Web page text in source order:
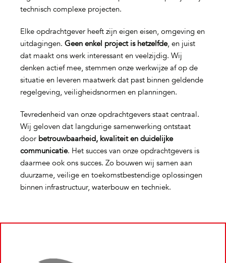
technisch complexe projecten.
Elke opdrachtgever heeft zijn eigen eisen, omgeving en
uitdagingen. Geen enkel project is hetzelfde, en juist
dat maakt ons werk interessant en veelzijdig. Wij
denken actief mee, stemmen onze werkwijze af op de
situatie en leveren maatwerk dat past binnen geldende
regelgeving, veiligheidsnormen en planningen.
Tevredenheid van onze opdrachtgevers staat centraal.
Wij geloven dat langdurige samenwerking ontstaat
door betrouwbaarheid, kwaliteit en duidelijke
communicatie. Het succes van onze opdrachtgevers is
daarmee ook ons succes. Zo bouwen wij samen aan
duurzame, veilige en toekomstbestendige oplossingen
binnen infrastructuur, waterbouw en techniek.